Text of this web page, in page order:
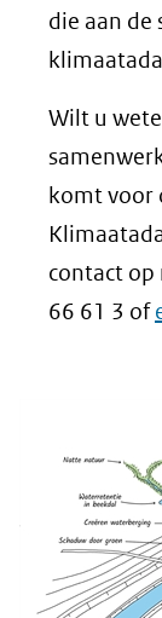
die aan de
Wilt u
komt voor
contact op
66 61 3 of